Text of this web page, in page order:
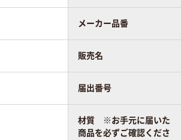
メーカー品番
販売名
届出番号
材質 ※お手元に届いた
商品を必ずご確認くださ